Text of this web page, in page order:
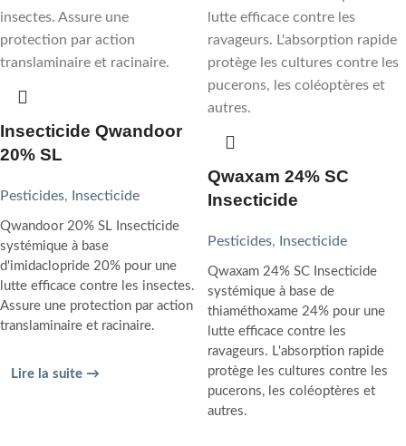
Insecticide Qwandoor
20% SL
Pesticides, Insecticide
Qwandoor 20% SL Insecticide
systémique à base
d'imidaclopride 20% pour une
lutte efficace contre les insectes.
Assure une protection par action
translaminaire et racinaire.
Lire la suite →
Qwaxam 24% SC
Insecticide
Pesticides, Insecticide
Qwaxam 24% SC Insecticide
systémique à base de
thiaméthoxame 24% pour une
lutte efficace contre les
ravageurs. L'absorption rapide
protège les cultures contre les
pucerons, les coléoptères et
autres.